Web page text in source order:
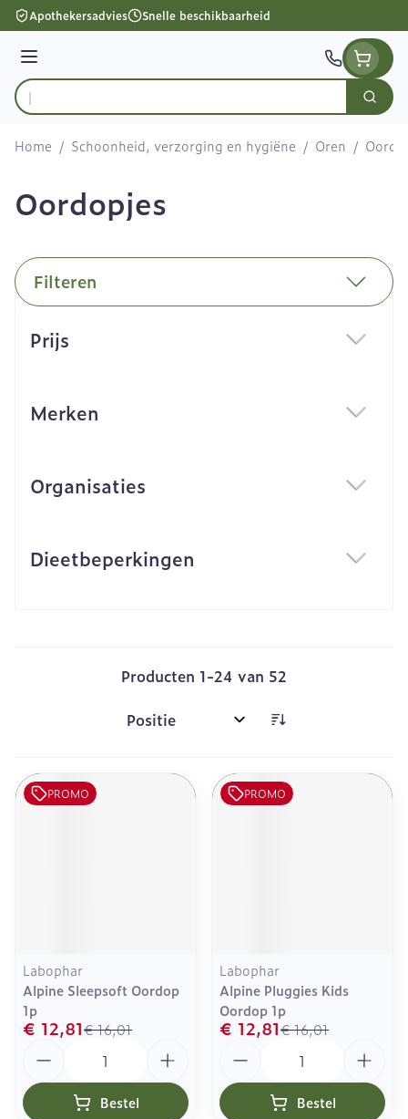
Ga naar de inhoud
Apothekersadvies Snelle beschikbaarheid
Menu
Product, merk, categorie...
Zoek
Home / Schoonheid, verzorging en hygiëne / Oren /
Oordopjes
Filteren
Prijs
Merken
Organisaties
Dieetbeperkingen
Producten 1-24 van 52
Sorteer op:
PROMO
Labophar
Alpine Sleepsoft Oordop
1p
€ 16,01
€ 12,81
Bestel
PROMO
Labophar
Alpine Pluggies Kids
Oordop 1p
€ 16,01
€ 12,81
Bestel